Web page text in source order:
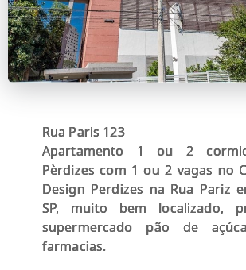
Rua Paris 123
Apartamento 1 ou 2
Pèrdizes com 1 ou 2 vagas no
Design Perdizes na Rua Pariz
SP, muito bem localizado,
supermercado pão de
farmacias.